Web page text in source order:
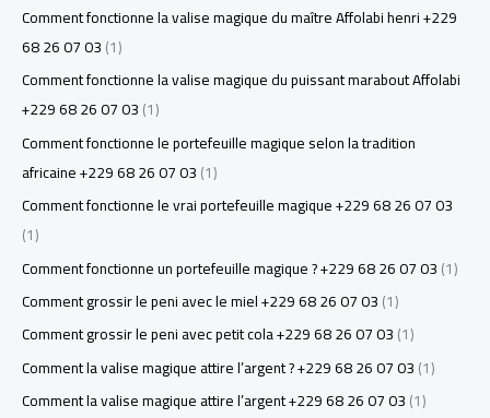
Comment fonctionne la valise magique du maître Affolabi henri +229
68 26 07 03(1)
Comment fonctionne la valise magique du puissant marabout Affolabi
+229 68 26 07 03(1)
Comment fonctionne le portefeuille magique selon la tradition
africaine +229 68 26 07 03(1)
Comment fonctionne le vrai portefeuille magique +229 68 26 07 03
(1)
Comment fonctionne un portefeuille magique ? +229 68 26 07 03(1)
Comment grossir le peni avec le miel +229 68 26 07 03(1)
Comment grossir le peni avec petit cola +229 68 26 07 03(1)
Comment la valise magique attire l’argent ? +229 68 26 07 03(1)
Comment la valise magique attire l’argent +229 68 26 07 03(1)